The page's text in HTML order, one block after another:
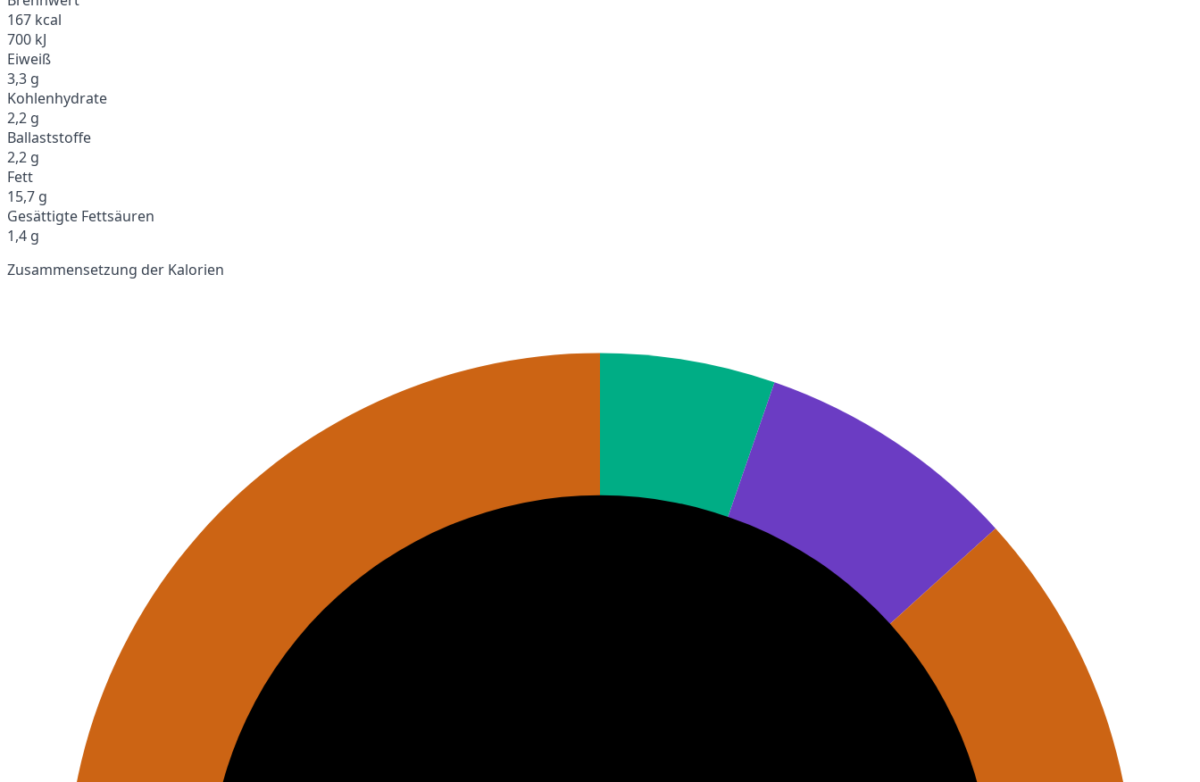
167 kcal
700 kJ
Eiweiß
3,3 g
Kohlenhydrate
2,2 g
Ballaststoffe
2,2 g
Fett
15,7 g
Gesättigte Fettsäuren
1,4 g
Zusammensetzung der Kalorien